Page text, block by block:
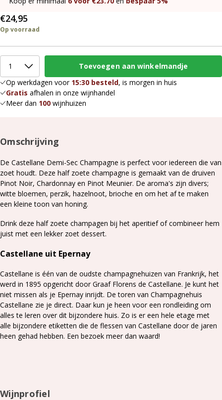
€24,95
Op voorraad
Op werkdagen voor 15:30 besteld, is morgen in huis
Gratis afhalen in onze wijnhandel
Meer dan 100 wijnhuizen
Omschrijving
De Castellane Demi-Sec Champagne is perfect voor iedereen die van
zoet houdt. Deze half zoete champagne is gemaakt van de druiven
Pinot Noir, Chardonnay en Pinot Meunier. De aroma's zijn divers;
witte bloemen, perzik, hazelnoot, brioche en om het af te maken
een kleine toon van honing.
Drink deze half zoete champagen bij het aperitief of combineer hem
juist met een lekker zoet dessert.
Castellane uit Epernay
Castellane is één van de oudste champagnehuizen van Frankrijk, het
werd in 1895 opgericht door Graaf Florens de Castellane. Je kunt het
niet missen als je Epernay inrijdt. De toren van Champagnehuis
Castellane zie je direct. Daar kun je heen voor een rondleiding om
alles te leren over dit bijzondere huis. Zo is er een hele etage met
alle bijzondere etiketten die de flessen van Castellane door de jaren
heen gehad hebben. Een bezoek meer dan waard!
Wijnprofiel